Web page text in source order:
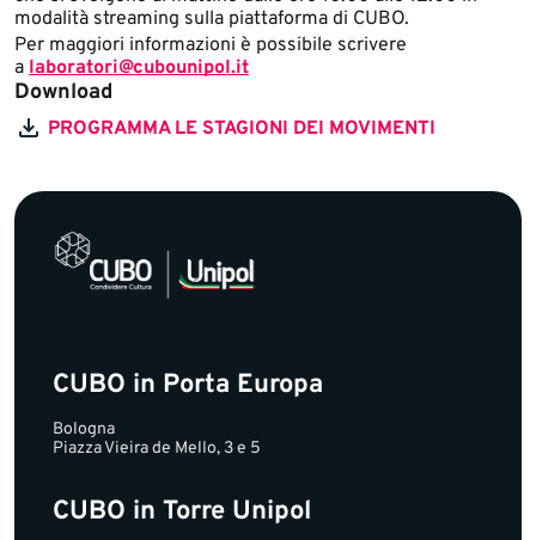
modalità streaming sulla piattaforma di CUBO.​
Per maggiori informazioni è possibile scrivere
a laboratori@cubounipol.it
Download
PROGRAMMA LE STAGIONI DEI MOVIMENTI
CUBO in Porta Europa
Bologna
Piazza Vieira de Mello, 3 e 5
CUBO in Torre Unipol